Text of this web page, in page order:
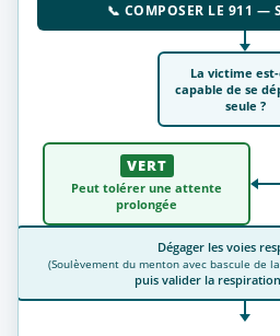
📞 COMPOSER LE 911 —
La victime
capable de se
seule ?
VERT
Peut tolérer une attente
prolongée
Dégager les voies
(Soulèvement du menton avec bascule de
puis valider la